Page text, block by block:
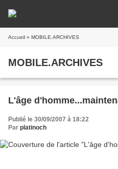
Accueil » MOBILE.ARCHIVES
MOBILE.ARCHIVES
L'âge
Publié le 30/09/2007 à 18:22
Par platinoch